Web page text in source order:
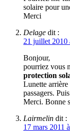
solaire pour
Merci
Delage dit :
21 juillet 2010
Bonjour,
pourriez vous
protection
Lunette arrière
passagers.
Merci. Bonne
Lairmelin dit :
17 mars 2011